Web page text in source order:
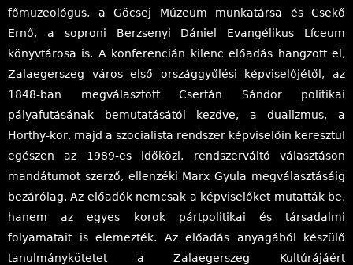
főmuzeológus, a Göcsej Múzeum munkatársa és Csekő
Ernő, a soproni Berzsenyi Dániel Evangélikus Líceum
könyvtárosa is. A konferencián kilenc előadás hangzott el,
Zalaegerszeg város első országgyűlési képviselőjétől, az
1848-ban megválasztott Csertán Sándor politikai
pályafutásának bemutatásától kezdve, a dualizmus, a
Horthy-kor, majd a szocialista rendszer képviselőin keresztül
egészen az 1989-es időközi, rendszerváltó választáson
mandátumot szerző, ellenzéki Marx Gyula megválasztásáig
bezárólag. Az előadók nemcsak a képviselőket mutatták be,
hanem az egyes korok pártpolitikai és társadalmi
folyamatait is elemezték. Az előadás anyagából készülő
tanulmánykötetet a Zalaegerszeg Kultúrájáért